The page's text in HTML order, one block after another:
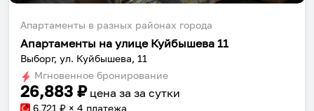
Апартаменты в разных районах города
Апартаменты на улице Куйбышева 11
Выборг, ул. Куйбышева, 11
Мгновенное бронирование
26,883 ₽ цена за за сутки
6,721 ₽ × 4 платежа